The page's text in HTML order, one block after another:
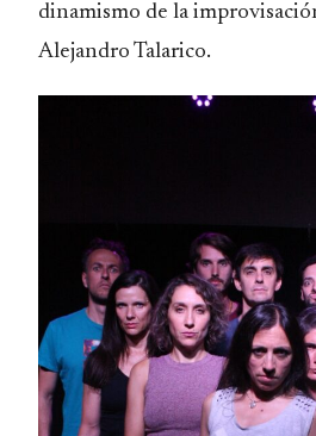
dinamismo de la
Alejandro Talarico.